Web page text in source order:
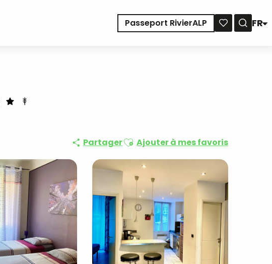
Passeport RivierALP
FR
PartagerAjouter aux favoris
Ajouter à mes favoris